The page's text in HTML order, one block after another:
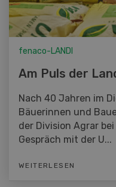
fenaco-LANDI
Am Puls der
Nach 40 Jahren im
Bäuerinnen und
der Division Agrar
Gespräch mit der U...
WEITERLESEN